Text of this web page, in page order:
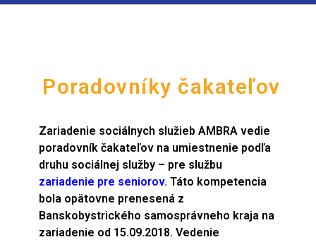
Poradovníky čakateľov
Zariadenie sociálnych služieb AMBRA vedie
poradovník čakateľov na umiestnenie podľa
druhu sociálnej služby – pre službu
zariadenie pre seniorov. Táto kompetencia
bola opätovne prenesená z
Banskobystrického samosprávneho kraja na
zariadenie od 15.09.2018. Vedenie